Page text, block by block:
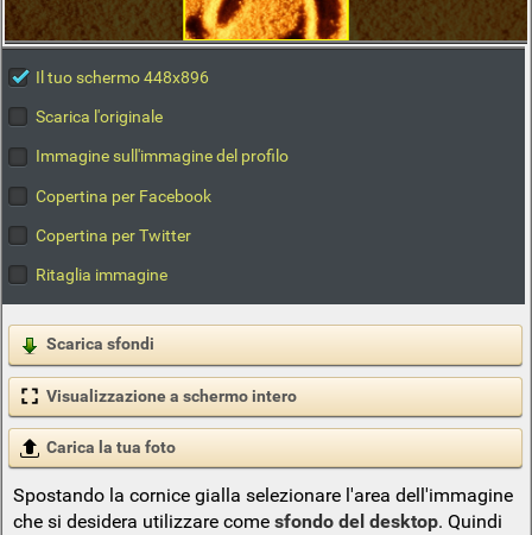
Il tuo schermo 448x896
Scarica l'originale
Immagine sull'immagine del profilo
Copertina per Facebook
Copertina per Twitter
Ritaglia immagine
Scarica sfondi
Visualizzazione a schermo intero
Carica la tua foto
Spostando la cornice gialla selezionare l'area dell'immagine
che si desidera utilizzare come sfondo del desktop. Quindi